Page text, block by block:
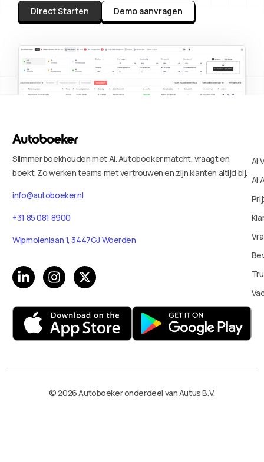
Direct Starten Demo aanvragen
Slimmer boekhouden met AI. Autoboeker matcht, vraagt en
boekt. Zo werken teams met vertrouwen en zijn klanten altijd bij.
info@autoboeker.nl
+31 85 081 8900
Wipmolenlaan 1, 3447GJ Woerden
AI
AI
© 2026 Autoboeker onderdeel van Autus B.V.